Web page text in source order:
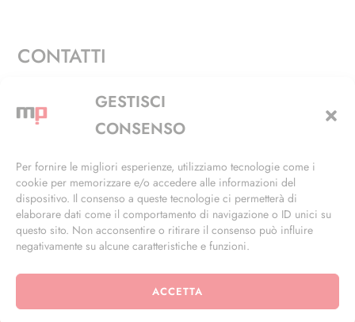
GESTISCI
CONSENSO
Per fornire le migliori esperienze, utilizziamo tecnologie come i
cookie per memorizzare e/o accedere alle informazioni del
dispositivo. Il consenso a queste tecnologie ci permetterà di
elaborare dati come il comportamento di navigazione o ID unici su
questo sito. Non acconsentire o ritirare il consenso può influire
negativamente su alcune caratteristiche e funzioni.
ACCETTA
CONTATTI
Via Alfieri, 27 - Trezzano Sul Naviglio (MI)
+39 02 4846 3155
info@masterphil.it